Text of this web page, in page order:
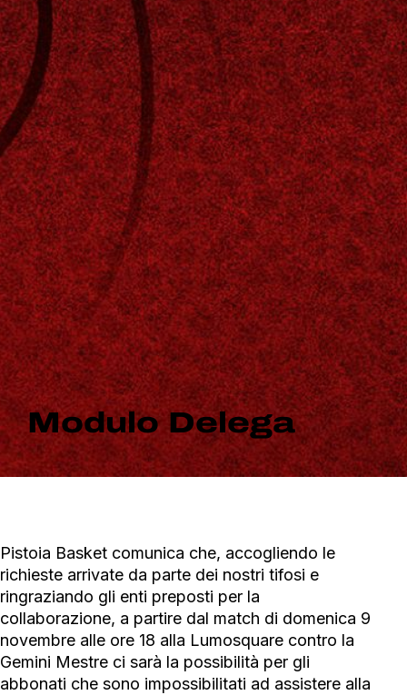
Modulo Delega
Pistoia Basket comunica che, accogliendo le
richieste arrivate da parte dei nostri tifosi e
ringraziando gli enti preposti per la
collaborazione, a partire dal match di domenica 9
novembre alle ore 18 alla Lumosquare contro la
Gemini Mestre ci sarà la possibilità per gli
abbonati che sono impossibilitati ad assistere alla